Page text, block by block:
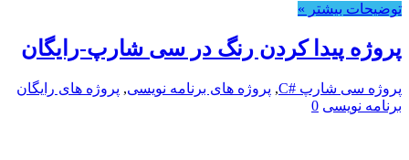
توضیحات بیشتر »
پروژه پیدا کردن رنگ در سی شارپ-رایگان
پروژه سی شارپ #C , پروژه های برنامه نویسی, پروژه های رایگان
برنامه نویسی 0